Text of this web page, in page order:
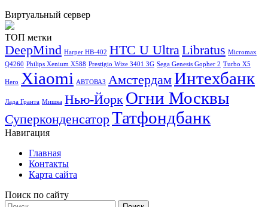
Виртуальный сервер
ТОП метки
DeepMind Harper HB-402 HTC U Ultra Libratus Micromax
Q4260 Philips Xenium X588 Prestigio Wize 3401 3G Sega Genesis Gopher 2 Turbo X5
Hero Xiaomi АВТОВАЗ АмстердамИнтехбанк
Лада Гранта Мишка Нью-Йорк Огни Москвы
СуперконденсаторТатфондбанк
Навигация
Главная
Контакты
Карта сайта
Поиск по сайту
Найти: